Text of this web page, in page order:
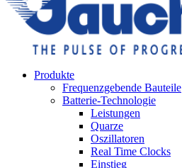
Produkte
Frequenzgebende Bauteile
Batterie-Technologie
Leistungen
Quarze
Oszillatoren
Real Time Clocks
Einstieg